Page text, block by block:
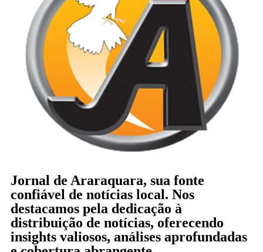
Jornal de Araraquara, sua fonte
confiável de notícias local. Nos
destacamos pela dedicação à
distribuição de notícias, oferecendo
insights valiosos, análises aprofundadas